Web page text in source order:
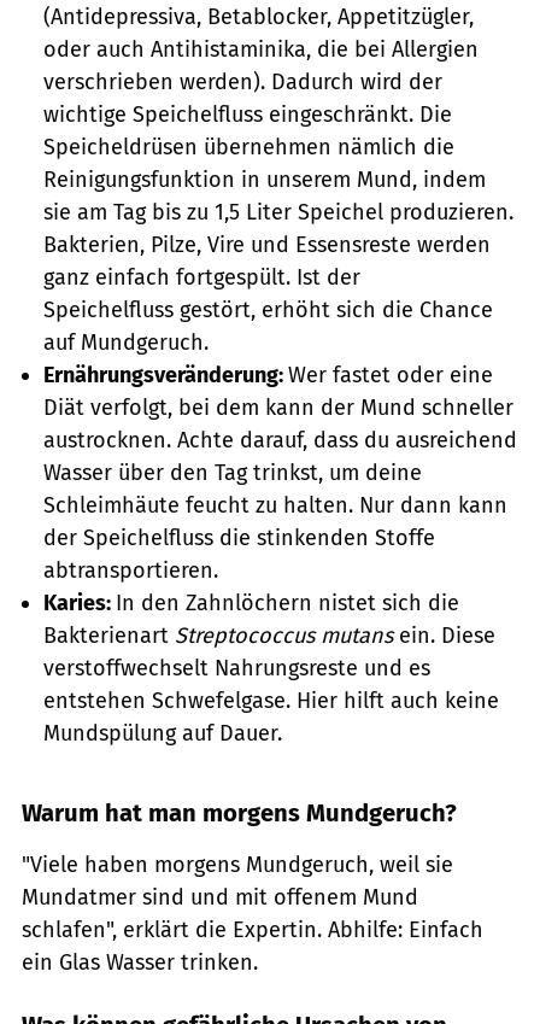
(Antidepressiva, Betablocker, Appetitzügler,
oder auch Antihistaminika, die bei Allergien
verschrieben werden). Dadurch wird der
wichtige Speichelfluss eingeschränkt. Die
Speicheldrüsen übernehmen nämlich die
Reinigungsfunktion in unserem Mund, indem
sie am Tag bis zu 1,5 Liter Speichel produzieren.
Bakterien, Pilze, Vire und Essensreste werden
ganz einfach fortgespült. Ist der
Speichelfluss gestört, erhöht sich die Chance
auf Mundgeruch.
Ernährungsveränderung:Wer fastet oder eine
Diät verfolgt, bei dem kann der Mund schneller
austrocknen. Achte darauf, dass du ausreichend
Wasser über den Tag trinkst, um deine
Schleimhäute feucht zu halten. Nur dann kann
der Speichelfluss die stinkenden Stoffe
abtransportieren.
Karies: In den Zahnlöchern nistet sich die
Bakterienart Streptococcus mutansein. Diese
verstoffwechselt Nahrungsreste und es
entstehen Schwefelgase. Hier hilft auch keine
Mundspülung auf Dauer.
Warum hat man morgens Mundgeruch?
"Viele haben morgens Mundgeruch, weil sie
Mundatmer sind und mit offenem Mund
schlafen", erklärt die Expertin. Abhilfe: Einfach
ein Glas Wasser trinken.